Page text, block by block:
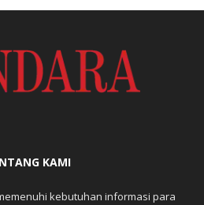
KAMI
kebutuhan informasi para